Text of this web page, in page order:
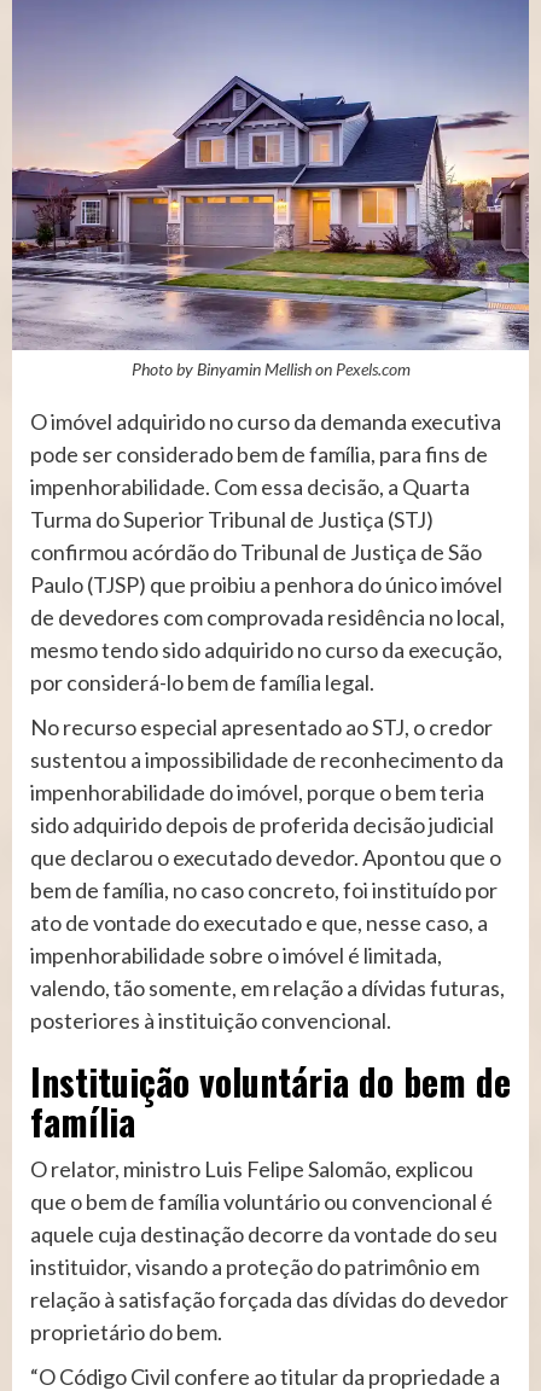
Photo by Binyamin Mellish on Pexels.com
​O imóvel adquirido no curso da demanda executiva
pode ser considerado bem de família, para fins de
impenhorabilidade. Com essa decisão, a Quarta
Turma do Superior Tribunal de Justiça (STJ)
confirmou acórdão do Tribunal de Justiça de São
Paulo (TJSP) que proibiu a penhora do único imóvel
de devedores com comprovada residência no local,
mesmo tendo sido adquirido no curso da execução,
por considerá-lo bem de família legal.
No recurso especial apresentado ao STJ, o credor
sustentou a impossibilidade de reconhecimento da
impenhorabilidade do imóvel, porque o bem teria
sido adquirido depois de proferida decisão judicial
que declarou o executado devedor. Apontou que o
bem de família, no caso concreto, foi instituído por
ato de vontade do executado e que, nesse caso, a
impenhorabilidade sobre o imóvel é limitada,
valendo, tão somente, em relação a dívidas futuras,
posteriores à instituição convencional.
Instituição voluntária do bem de
família
O relator, ministro Luis Felipe Salomão, explicou
que o bem de família voluntário ou convencional é
aquele cuja destinação decorre da vontade do seu
instituidor, visando a proteção do patrimônio em
relação à satisfação forçada das dívidas do devedor
proprietário do bem.
“O Código Civil confere ao titular da propriedade a